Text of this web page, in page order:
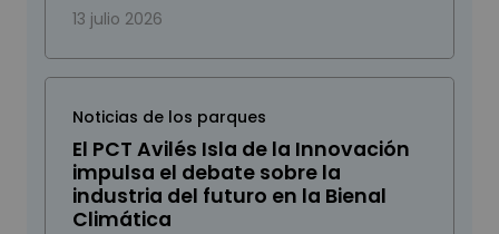
13 julio 2026
Noticias de los parques
El PCT Avilés Isla de la Innovación
impulsa el debate sobre la
industria del futuro en la Bienal
Climática